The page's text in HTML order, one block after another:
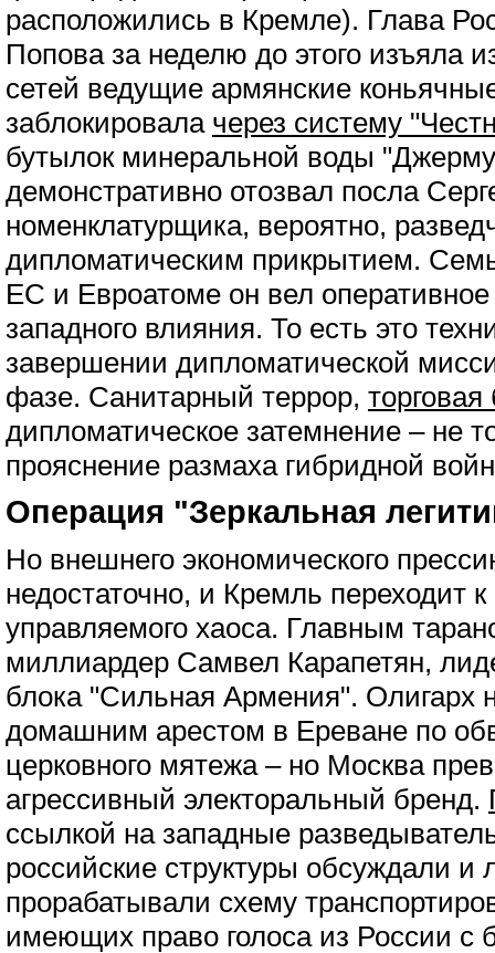
расположились в Кремле). Глава
Попова за неделю до этого изъяла
сетей ведущие армянские
заблокировала через систему
бутылок минеральной воды
демонстративно отозвал посла
номенклатурщика, вероятно,
дипломатическим прикрытием.
ЕС и Евроатоме он вел
западного влияния. То есть это
завершении дипломатической
фазе. Санитарный террор, торговая
дипломатическое затемнение – не
прояснение размаха гибридной
Операция "Зеркальная
Но внешнего экономического
недостаточно, и Кремль переходит
управляемого хаоса. Главным
миллиардер Самвел Карапетян,
блока "Сильная Армения". Олигарх
домашним арестом в Ереване по
церковного мятежа – но Москва
агрессивный электоральный бренд.
ссылкой на западные
российские структуры обсуждали и
прорабатывали схему
имеющих право голоса из России с